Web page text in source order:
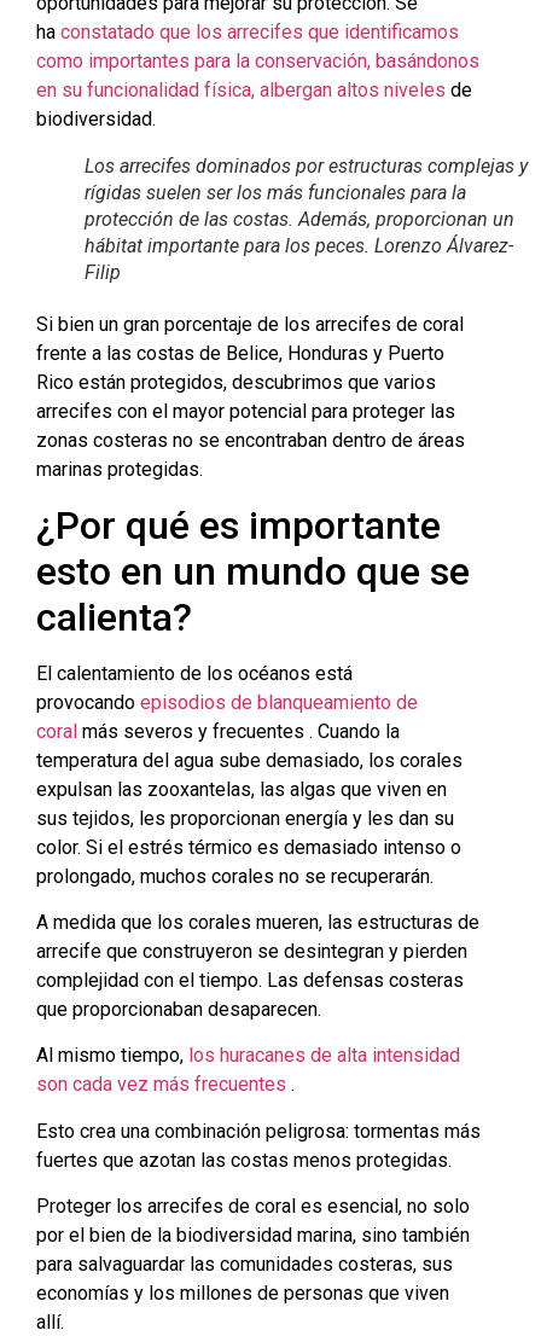
ha constatado que los arrecifes que identificamos
como importantes para la conservación, basándonos
en su funcionalidad física, albergan altos niveles de
biodiversidad.
Los arrecifes dominados por estructuras complejas y
rígidas suelen ser los más funcionales para la
protección de las costas. Además, proporcionan un
hábitat importante para los peces. Lorenzo Álvarez-
Filip
Si bien un gran porcentaje de los arrecifes de coral
frente a las costas de Belice, Honduras y Puerto
Rico están protegidos, descubrimos que varios
arrecifes con el mayor potencial para proteger las
zonas costeras no se encontraban dentro de áreas
marinas protegidas.
¿Por qué es importante
esto en un mundo que se
calienta?
El calentamiento de los océanos está
provocando episodios de blanqueamiento de
coral más severos y frecuentes . Cuando la
temperatura del agua sube demasiado, los corales
expulsan las zooxantelas, las algas que viven en
sus tejidos, les proporcionan energía y les dan su
color. Si el estrés térmico es demasiado intenso o
prolongado, muchos corales no se recuperarán.
A medida que los corales mueren, las estructuras de
arrecife que construyeron se desintegran y pierden
complejidad con el tiempo. Las defensas costeras
que proporcionaban desaparecen.
Al mismo tiempo, los huracanes de alta intensidad
son cada vez más frecuentes .
Esto crea una combinación peligrosa: tormentas más
fuertes que azotan las costas menos protegidas.
Proteger los arrecifes de coral es esencial, no solo
por el bien de la biodiversidad marina, sino también
para salvaguardar las comunidades costeras, sus
economías y los millones de personas que viven
allí.